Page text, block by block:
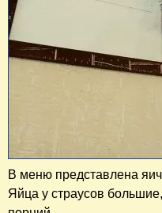
В меню представлена
Яйца у страусов